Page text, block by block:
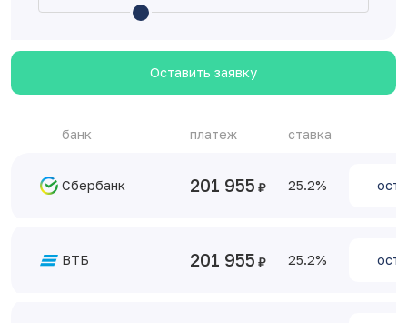
Оставить заявку
банк платеж ставка
Сбербанк 201 955 25.2
ВТБ 201 955 25.2